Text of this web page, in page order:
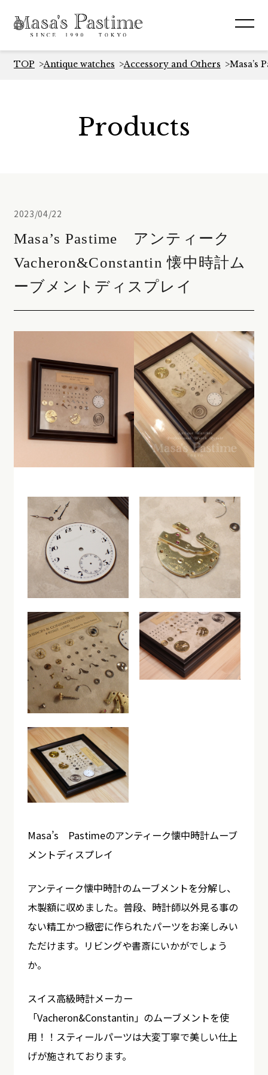
TOP Antique watches Accessory and Others Masa’s
Products
2023/04/22
Masa’s Pastime アンティーク
Vacheron&Constantin 懐中時計ム
ーブメントディスプレイ
Masa’s Pastimeのアンティーク懐中時計ムーブ
メントディスプレイ
アンティーク懐中時計のムーブメントを分解し、
木製額に収めました。普段、時計師以外見る事の
ない精工かつ緻密に作られたパーツをお楽しみい
ただけます。リビングや書斎にいかがでしょう
か。
スイス高級時計メーカー
「Vacheron&Constantin」のムーブメントを使
用！！スティールパーツは大変丁寧で美しい仕上
げが施されております。